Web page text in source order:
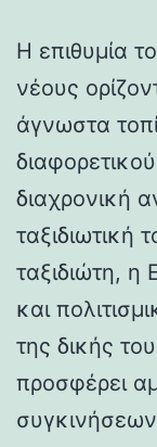
Η επιθυμία
νέους
άγνωστα
διαχρονική
ταξιδιωτική
ταξιδιώτη,
και
της δικής
προσφέρει